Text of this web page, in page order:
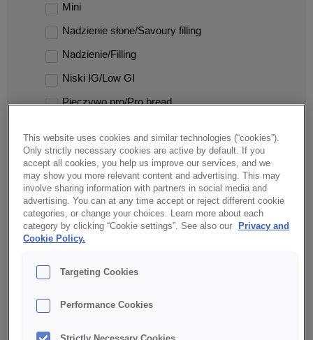
Mini
Nadzienie słone/Savoury filling
Nadzienie/Filling
Niski IG/Low GI
Pieczywo pro/Pro bread
Pomidory/Tomatoes
Posypka/Topping
Premium
RSPO
Ser/Cheese
Snack
This website uses cookies and similar technologies (“cookies”).
Only strictly necessary cookies are active by default. If you
accept all cookies, you help us improve our services, and we
may show you more relevant content and advertising. This may
involve sharing information with partners in social media and
advertising. You can at any time accept or reject different cookie
categories, or change your choices. Learn more about each
category by clicking “Cookie settings”. See also our
Privacy and
Cookie Policy.
Targeting Cookies
Performance Cookies